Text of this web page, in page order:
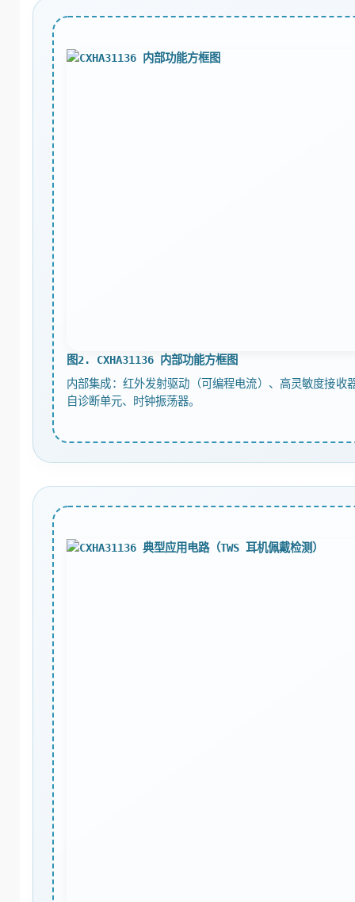
图2. CXHA31136 内部功能方框图
内部集成：红外发射驱动（可编程电流）、高灵敏度接
自诊断单元、时钟振荡器。